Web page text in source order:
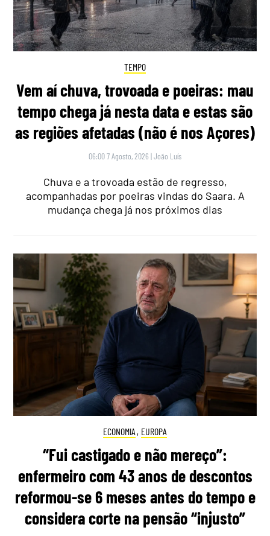
TEMPO
Vem aí chuva, trovoada e poeiras: mau
tempo chega já nesta data e estas são
as regiões afetadas (não é nos Açores)
06:00 7 Agosto, 2026 |João Luís
Chuva e a trovoada estão de regresso,
acompanhadas por poeiras vindas do Saara. A
mudança chega já nos próximos dias
ECONOMIA , EUROPA
“Fui castigado e não mereço”:
enfermeiro com 43 anos de descontos
reformou-se 6 meses antes do tempo e
considera corte na pensão “injusto”